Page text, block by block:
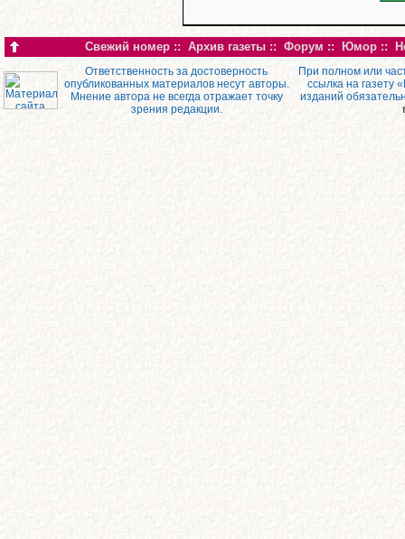
Свежий номер :: Архив газеты :: Форум :: Юмор ::
Ответственность за достоверность
опубликованных материалов несут авторы.
Мнение автора не всегда отражает точку
зрения редакции.
При полном или
ссылка на газету
изданий